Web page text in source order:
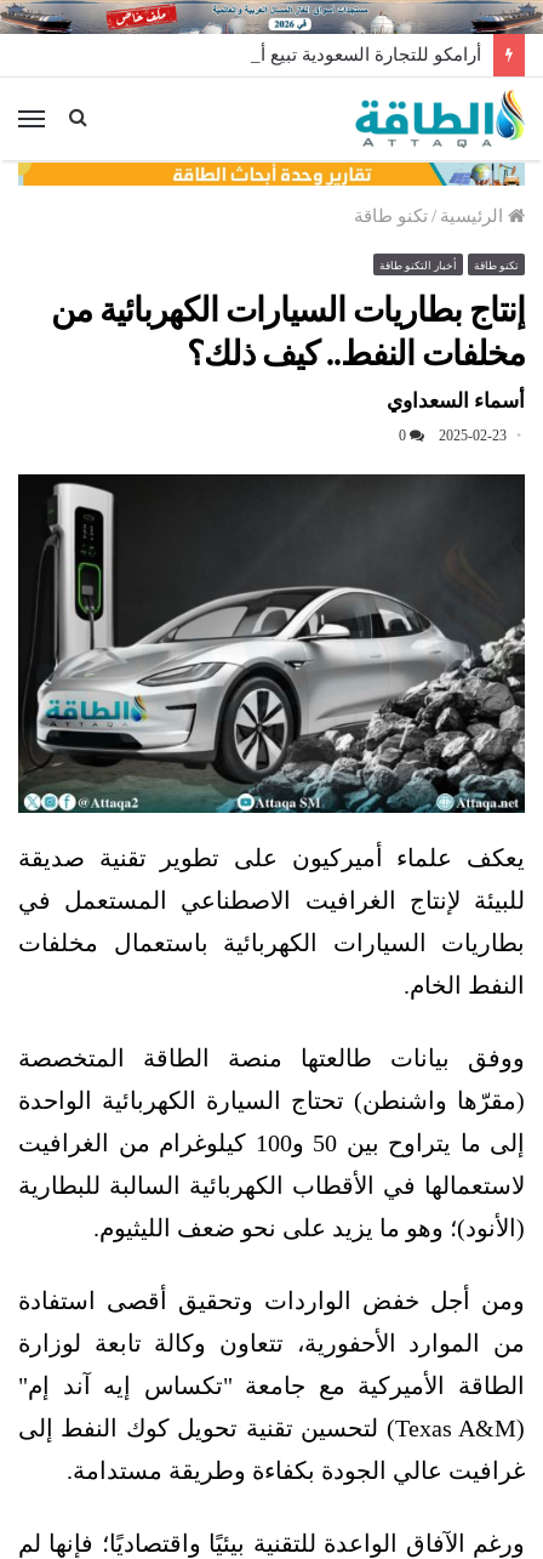
الرئيسية /تكنو طاقة
تكنو طاقة أخبار التكنو طاقة
إنتاج بطاريات السيارات الكهربائية من
مخلفات النفط.. كيف ذلك؟
أسماء السعداوي
2025-02-23
0
يعكف علماء أميركيون على تطوير تقنية صديقة
للبيئة لإنتاج الغرافيت الاصطناعي المستعمل في
بطاريات السيارات الكهربائية باستعمال مخلفات
النفط الخام.
ووفق بيانات طالعتها منصة الطاقة المتخصصة
(مقرّها واشنطن) تحتاج السيارة الكهربائية الواحدة
إلى ما يتراوح بين 50 و100 كيلوغرام من الغرافيت
لاستعمالها في الأقطاب الكهربائية السالبة للبطارية
(الأنود)؛ وهو ما يزيد على نحو ضعف الليثيوم.
ومن أجل خفض الواردات وتحقيق أقصى استفادة
من الموارد الأحفورية، تتعاون وكالة تابعة لوزارة
الطاقة الأميركية مع جامعة "تكساس إيه آند إم"
(Texas A&M) لتحسين تقنية تحويل كوك النفط إلى
غرافيت عالي الجودة بكفاءة وطريقة مستدامة.
ورغم الآفاق الواعدة للتقنية بيئيًا واقتصاديًا؛ فإنها لم